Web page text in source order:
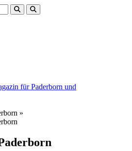
für Paderborn und
»